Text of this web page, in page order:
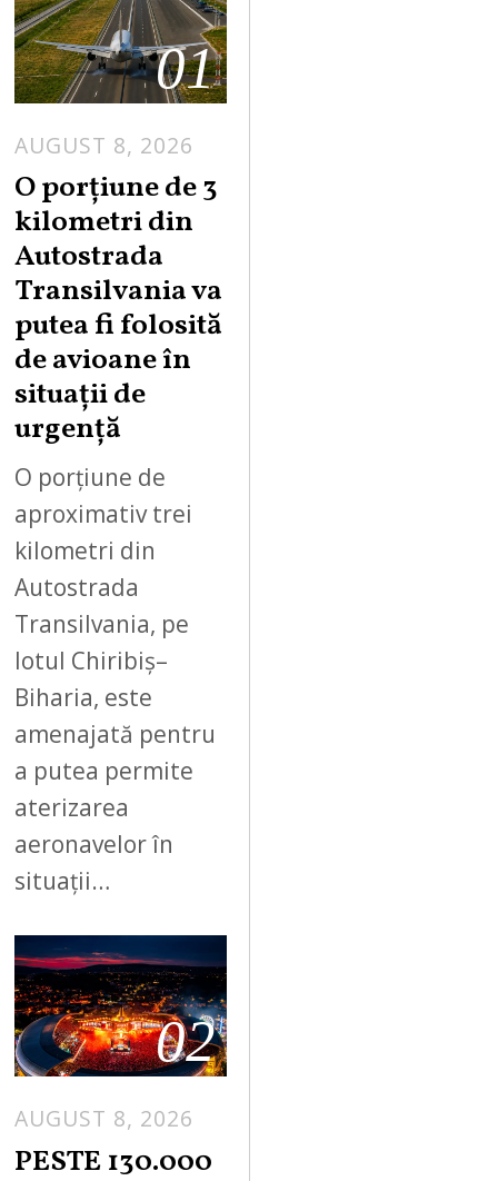
01
AUGUST 8, 2026
U
G
T
8
O porțiune de 3
kilometri din
Autostrada
Transilvania va
putea fi folosită
de avioane în
situații de
urgență
O porțiune de
aproximativ trei
kilometri din
Autostrada
Transilvania, pe
lotul Chiribiș–
Biharia, este
amenajată pentru
a putea permite
aterizarea
aeronavelor în
situații…
02
AUGUST 8, 2026
PESTE 130.000